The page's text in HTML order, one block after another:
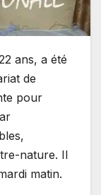
ans, a été
de
pour
nature. Il
matin.